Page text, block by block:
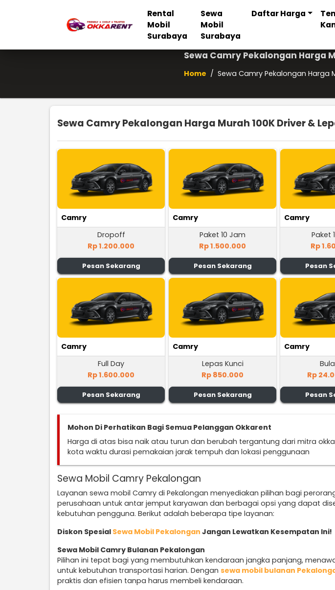
Rental
Mobil
Surabaya
Sewa
Mobil
Surabaya
Daftar Harga
Sewa Camry Pekalongan Harga
Home / Sewa Camry Pekalongan Harga
Sewa Camry Pekalongan Harga Murah 100K Driver &
Camry
Dropoff
Rp 1.200.000
Pesan Sekarang
Camry
Paket 10 Jam
Rp 1.500.000
Pesan Sekarang
Camry
Paket
Rp
Pesan
Camry
Full Day
Rp 1.600.000
Pesan Sekarang
Camry
Lepas Kunci
Rp 850.000
Pesan Sekarang
Camry
Rp
Pesan
Mohon Di Perhatikan Bagi Semua Pelanggan Okkarent
Harga di atas bisa naik atau turun dan berubah tergantung dari mitra
kota waktu durasi pemakaian jarak tempuh dan lokasi penggunaan
Sewa Mobil Camry Pekalongan
Layanan sewa mobil Camry di Pekalongan menyediakan pilihan bagi
perusahaan untuk antar jemput karyawan dan berbagai opsi yang dapat
kebutuhan pengguna. Berikut adalah beberapa tipe layanan:
Diskon Spesial Sewa Mobil Pekalongan Jangan Lewatkan Kesempatan Ini!
Sewa Mobil Camry Bulanan Pekalongan
Pilihan ini tepat bagi yang membutuhkan kendaraan jangka panjang,
untuk kebutuhan transportasi harian. Dengan sewa mobil bulanan
praktis dan efisien tanpa harus membeli kendaraan.